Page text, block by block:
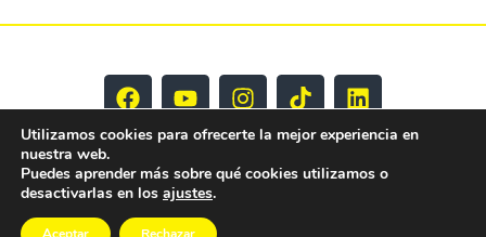
Utilizamos cookies para ofrecerte la mejor experiencia en
nuestra web.
Puedes aprender más sobre qué cookies utilizamos o
desactivarlas en los ajustes.